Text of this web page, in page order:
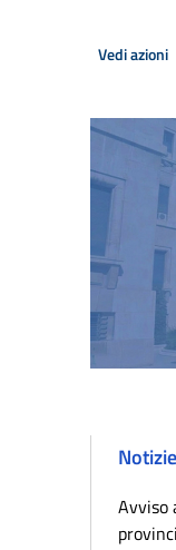
Vedi azioni
Avviso